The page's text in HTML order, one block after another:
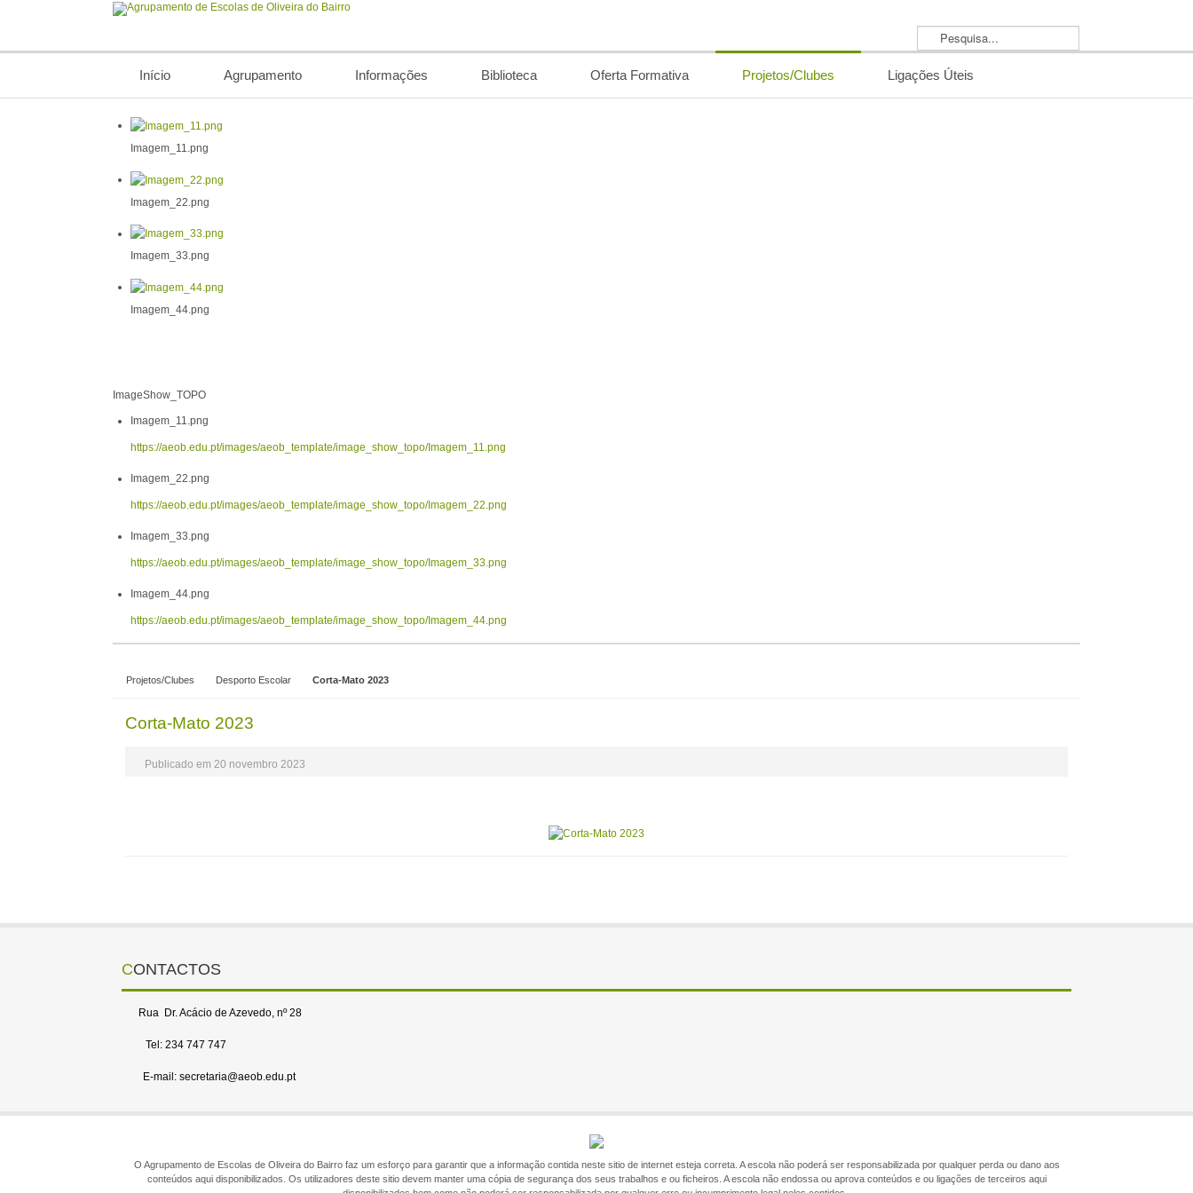
Pesquisa...
Início Agrupamento Informações Biblioteca Oferta Formativa Projetos/Clubes Ligações Úteis
Imagem_11.png
Imagem_22.png
Imagem_33.png
Imagem_44.png
ImageShow_TOPO
Imagem_11.png
https://aeob.edu.pt/images/aeob_template/image_show_topo/Imagem_11.png
Imagem_22.png
https://aeob.edu.pt/images/aeob_template/image_show_topo/Imagem_22.png
Imagem_33.png
https://aeob.edu.pt/images/aeob_template/image_show_topo/Imagem_33.png
Imagem_44.png
https://aeob.edu.pt/images/aeob_template/image_show_topo/Imagem_44.png
Projetos/Clubes Desporto Escolar Corta-Mato 2023
Corta-Mato 2023
Publicado em 20 novembro 2023
CONTACTOS
Rua Dr. Acácio de Azevedo, nº 28
Tel: 234 747 747
E-mail: secretaria@aeob.edu.pt
O Agrupamento de Escolas de Oliveira do Bairro faz um esforço para garantir que a informação contida neste sitio de internet esteja correta. A escola não poderá ser responsabilizada por qualquer perda ou dano aos
conteúdos aqui disponibilizados. Os utilizadores deste sitio devem manter uma cópia de segurança dos seus trabalhos e ou ficheiros. A escola não endossa ou aprova conteúdos e ou ligações de terceiros aqui